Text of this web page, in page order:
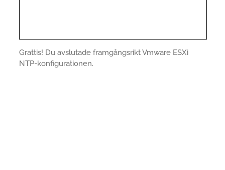
Grattis! Du avslutade framgångsrikt Vmware ESXi
NTP-konfigurationen.